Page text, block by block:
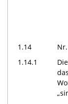
1.14
1.14.1